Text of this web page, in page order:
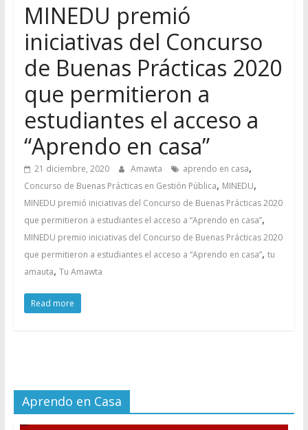
MINEDU premió
iniciativas del Concurso
de Buenas Prácticas 2020
que permitieron a
estudiantes el acceso a
“Aprendo en casa”
21 diciembre, 2020 Amawta aprendo en casa,
Concurso de Buenas Prácticas en Gestión Pública, MINEDU,
MINEDU premió iniciativas del Concurso de Buenas Prácticas 2020
que permitieron a estudiantes el acceso a “Aprendo en casa”,
MINEDU premio iniciativas del Concurso de Buenas Prácticas 2020
que permitieron a estudiantes el acceso a “Aprendo en casa”, tu
amauta, Tu Amawta
Read more
Aprendo en Casa